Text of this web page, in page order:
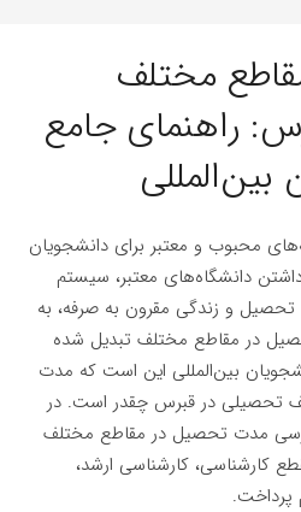
مختلف
راهنمای جامع
بین‌المللی
محبوب و معتبر برای دانشجویان
دانشگاه‌های معتبر، سیستم
و زندگی مقرون به صرفه، به
در مقاطع مختلف تبدیل شده
بین‌المللی این است که مدت
تحصیلی در قبرس چقدر است. در
مدت تحصیل در مقاطع مختلف
کارشناسی، کارشناسی ارشد،
پرداخت.